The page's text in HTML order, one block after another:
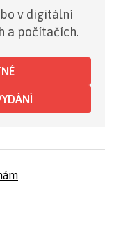
v digitální
a počítačích.